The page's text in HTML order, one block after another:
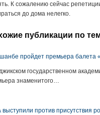
К сожалению сейчас
до дома нелегко.
публикации по
пройдет премьера балета
государственном
знаменитого…
против присутствия